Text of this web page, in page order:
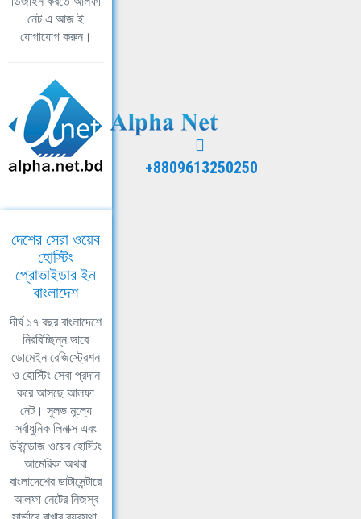
নেট এ আজ ই
যোগাযোগ করুন।
+8809613250250
দেশের সেরা ওয়েব
হোস্টিং
প্রোভাইডার ইন
বাংলাদেশ
দীর্ঘ ১৭ বছর বাংলাদেশে
নিরবিচ্ছিন্ন ভাবে
ডোমেইন রেজিস্ট্রেশন
ও হোস্টিং সেবা প্রদান
করে আসছে আলফা
নেট। সুলভ মূল্যে
সর্বাধুনিক লিনাক্স এবং
উইন্ডোজ ওয়েব হোস্টিং
আমেরিকা অথবা
বাংলাদেশের ডাটাসেন্টারে
আলফা নেটের নিজস্ব